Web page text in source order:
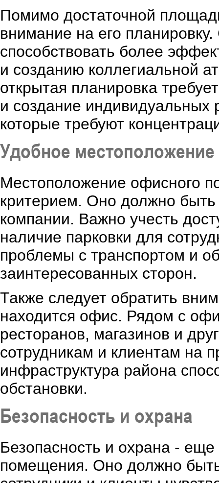
Помимо достаточной
внимание на его
способствовать более
и созданию коллегиальной
открытая планировка
и создание индивидуальных
которые требуют
Удобное местоположение
Местоположение офисного
критерием. Оно должно быть
компании. Важно учесть
наличие парковки для
проблемы с транспортом и
заинтересованных сторон.
Также следует обратить
находится офис. Рядом с
ресторанов, магазинов и
сотрудникам и клиентам на
инфраструктура района
обстановки.
Безопасность и охрана
Безопасность и охрана -
помещения. Оно должно